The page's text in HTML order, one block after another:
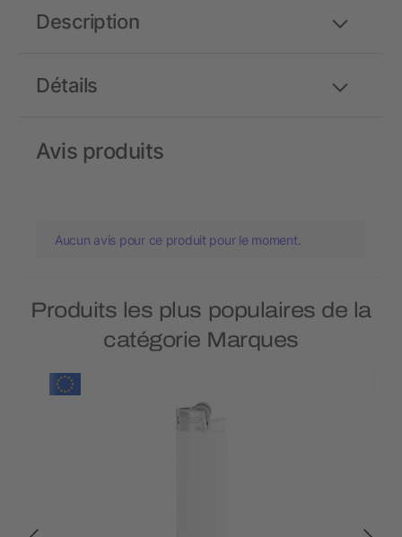
Détails
Description
Avis produits
Aucun avis pour ce produit pour le moment.
Produits les plus populaires de la
catégorie Marques